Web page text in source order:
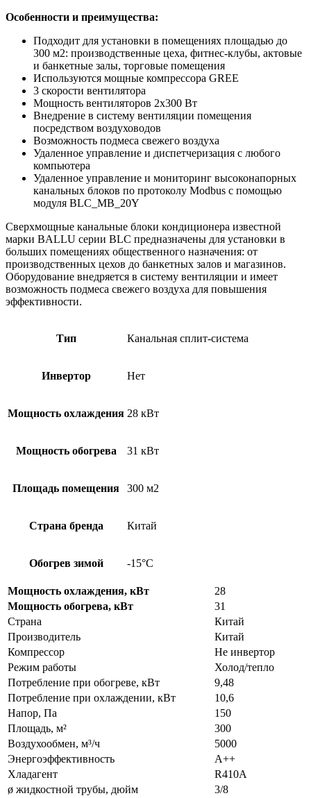
Особенности и преимущества:
Подходит для установки в помещениях площадью до
300 м2: производственные цеха, фитнес-клубы, актовые
и банкетные залы, торговые помещения
Используются мощные компрессора GREE
3 скорости вентилятора
Мощность вентиляторов 2х300 Вт
Внедрение в систему вентиляции помещения
посредством воздуховодов
Возможность подмеса свежего воздуха
Удаленное управление и диспетчеризация с любого
компьютера
Удаленное управление и мониторинг высоконапорных
канальных блоков по протоколу Modbus с помощью
модуля BLC_MB_20Y
Сверхмощные канальные блоки кондиционера известной
марки BALLU серии BLC предназначены для установки в
больших помещениях общественного назначения: от
производственных цехов до банкетных залов и магазинов.
Оборудование внедряется в систему вентиляции и имеет
возможность подмеса свежего воздуха для повышения
эффективности.
Тип Канальная сплит-система
Инвертор Нет
Мощность охлаждения 28 кВт
Мощность обогрева 31 кВт
Площадь помещения 300 м2
Страна бренда Китай
Обогрев зимой -15°С
Мощность охлаждения, кВт
28
Мощность обогрева, кВт
31
Страна
Китай
Производитель
Китай
Компрессор
Не инвертор
Режим работы
Холод/тепло
Потребление при обогреве, кВт
9,48
Потребление при охлаждении, кВт
10,6
Напор, Па
150
Площадь, м²
300
Воздухообмен, м³/ч
5000
Энергоэффективность
A++
Хладагент
R410A
ø жидкостной трубы, дюйм
3/8